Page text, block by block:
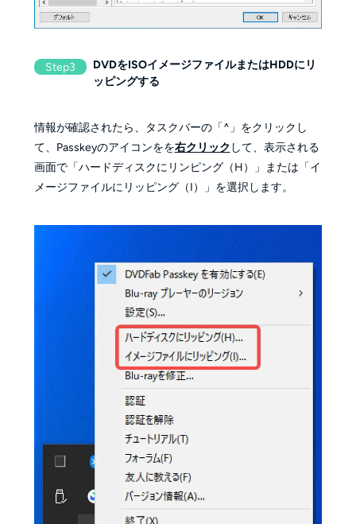
Step3
DVDをISOイメージファイルまたはHDDにリ
ッピングする
情報が確認されたら、タスクバーの「^」をクリックし
て、Passkeyのアイコンをを右クリック して、表示される
画面で「ハードディスクにリンピング（H）」または「イ
メージファイルにリッピング（I）」を選択します。